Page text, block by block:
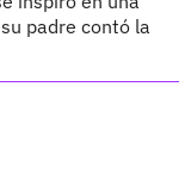
padre contó la